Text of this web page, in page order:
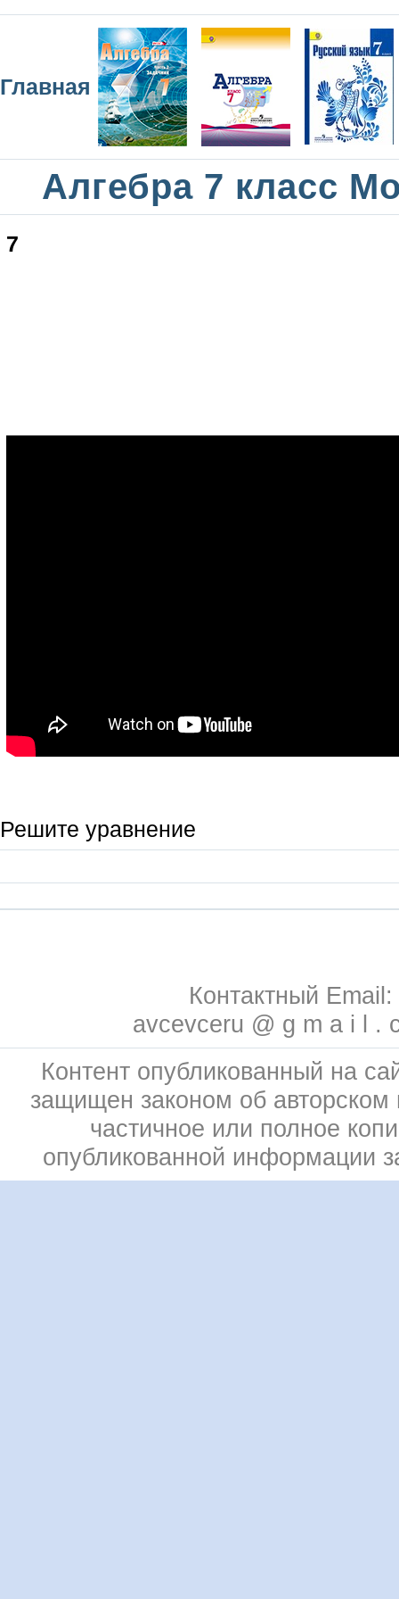
Главная
Алгебра 7 класс
7
Решите уравнение
Контактный Email:
avcevceru @ g m a i l .
Контент опубликованный на
защищен законом об
частичное или полное
опубликованной информации